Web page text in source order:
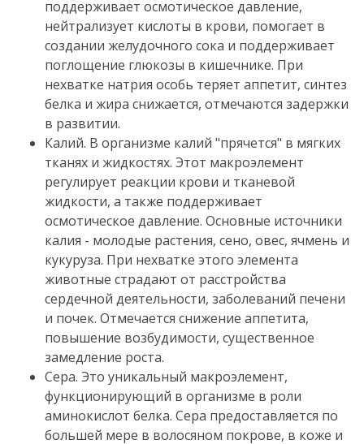
поддерживает осмотическое давление,
нейтрализует кислоты в крови, помогает в
создании желудочного сока и поддерживает
поглощение глюкозы в кишечнике. При
нехватке натрия особь теряет аппетит, синтез
белка и жира снижается, отмечаются задержки
в развитии.
Калий. В организме калий "прячется" в мягких
тканях и жидкостях. Этот макроэлемент
регулирует реакции крови и тканевой
жидкости, а также поддерживает
осмотическое давление. Основные источники
калия - молодые растения, сено, овес, ячмень и
кукуруза. При нехватке этого элемента
животные страдают от расстройства
сердечной деятельности, заболеваний печени
и почек. Отмечается снижение аппетита,
повышение возбудимости, существенное
замедление роста.
Сера. Это уникальный макроэлемент,
функционирующий в организме в роли
аминокислот белка. Сера предоставляется по
большей мере в волосяном покрове, в коже и